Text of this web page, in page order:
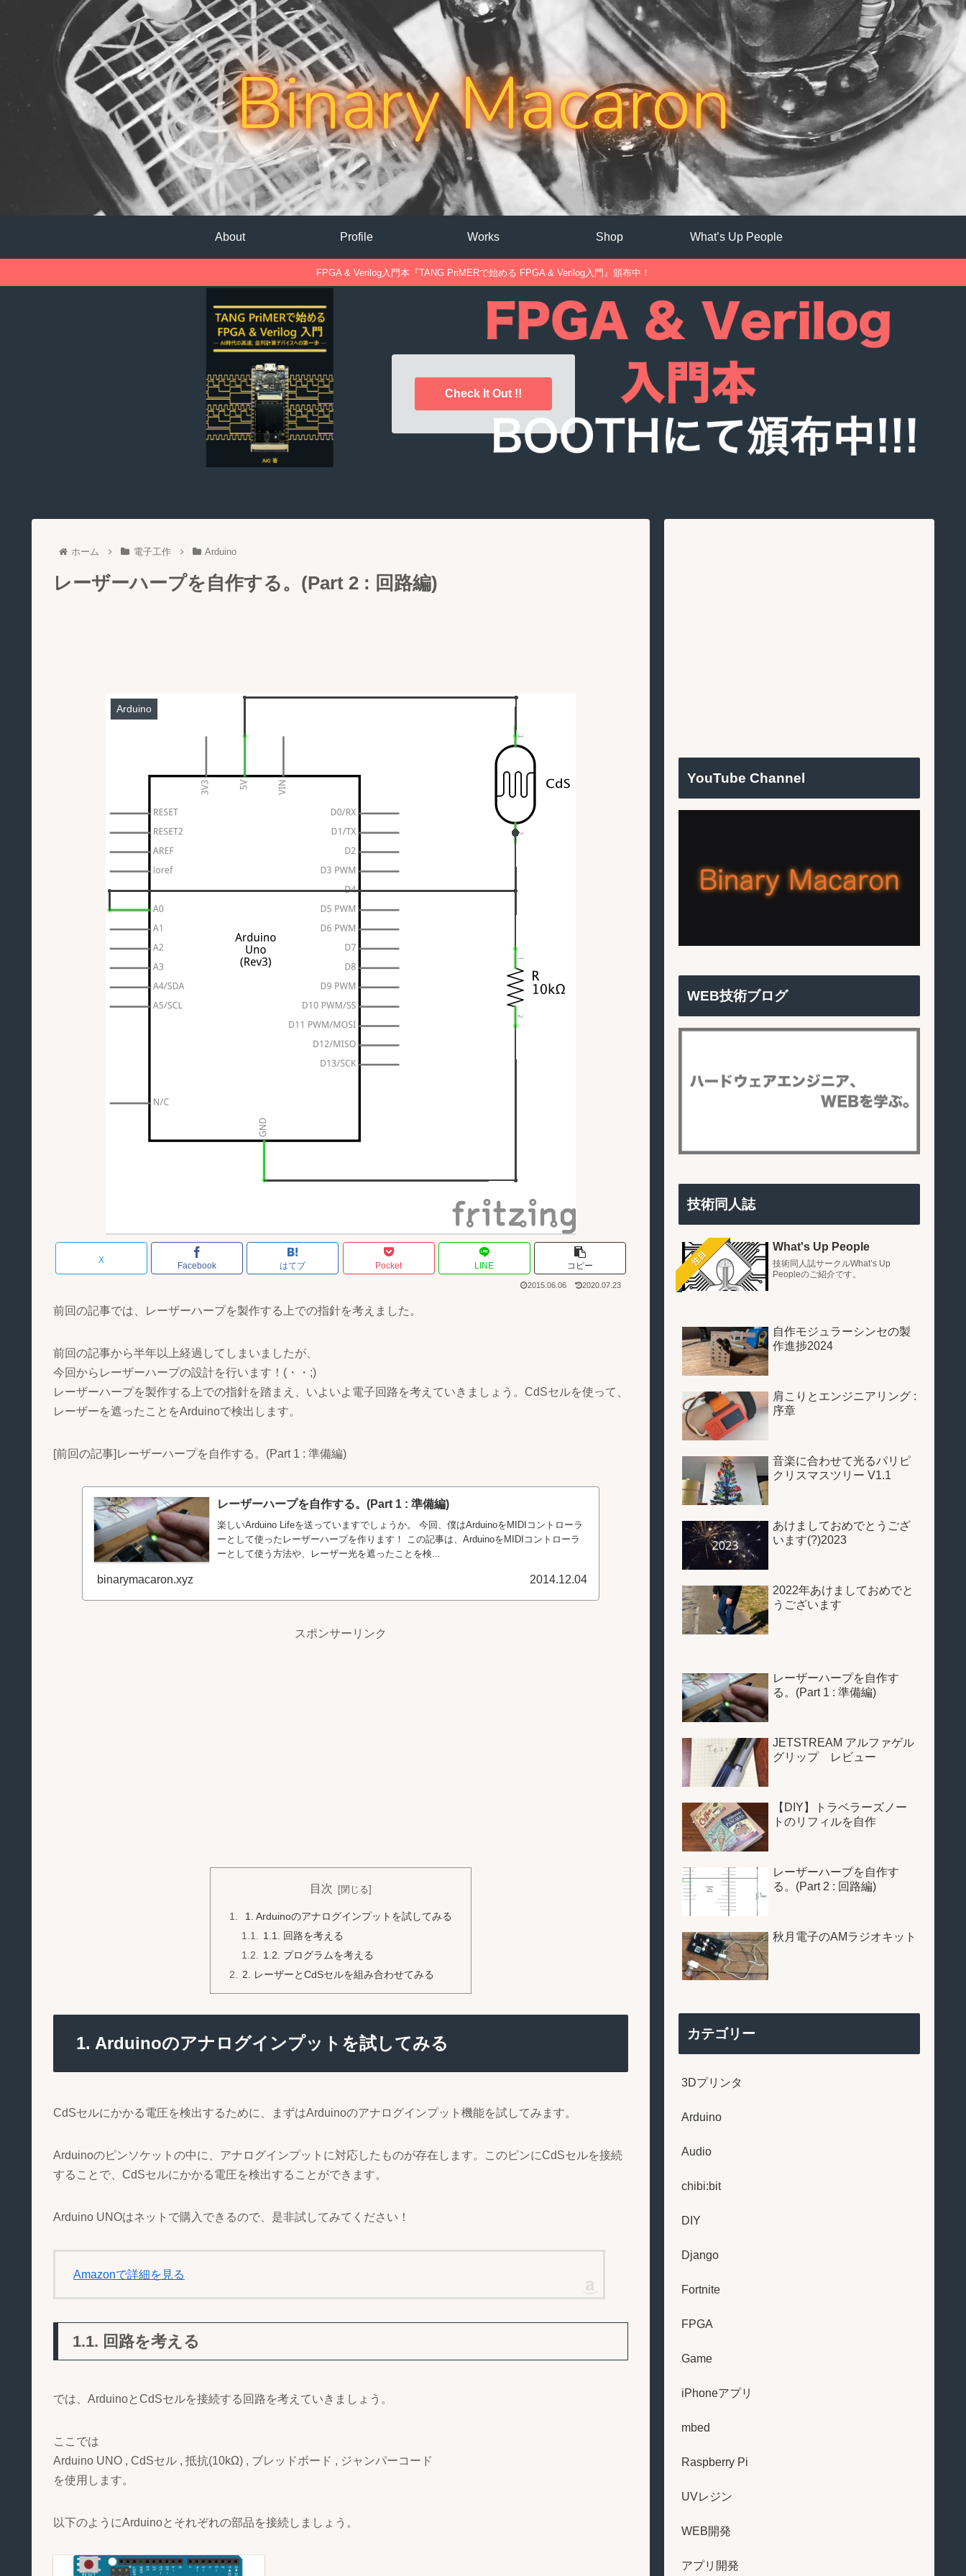
Binary Macaron
About Profile Works Shop What’s Up People
FPGA & Verilog入門本『TANG PriMERで始める FPGA & Verilog入門』頒布中！
Check It Out !!
ホーム 電子工作 Arduino
レーザーハープを自作する。(Part 2 : 回路編)
Arduino
X
Facebook はてブ Pocket LINE コピー
2015.06.06 2020.07.23
前回の記事では、レーザーハープを製作する上での指針を考えました。
前回の記事から半年以上経過してしまいましたが、
今回からレーザーハープの設計を行います！(・・;)
レーザーハープを製作する上での指針を踏まえ、いよいよ電子回路を考えていきましょう。CdSセルを使って、
レーザーを遮ったことをArduinoで検出します。
[前回の記事]レーザーハープを自作する。(Part 1 : 準備編)
レーザーハープを自作する。(Part 1 : 準備編)
楽しいArduino Lifeを送っていますでしょうか。 今回、僕はArduinoをMIDIコントローラ
ーとして使ったレーザーハープを作ります！ この記事は、ArduinoをMIDIコントローラ
ーとして使う方法や、レーザー光を遮ったことを検...
binarymacaron.xyz 2014.12.04
スポンサーリンク
目次
1. Arduinoのアナログインプットを試してみる
1.1. 回路を考える
1.2. プログラムを考える
2. レーザーとCdSセルを組み合わせてみる
1. Arduinoのアナログインプットを試してみる
CdSセルにかかる電圧を検出するために、まずはArduinoのアナログインプット機能を試してみます。
Arduinoのピンソケットの中に、アナログインプットに対応したものが存在します。このピンにCdSセルを接続
することで、CdSセルにかかる電圧を検出することができます。
Arduino UNOはネットで購入できるので、是非試してみてください！
Amazonで詳細を見る
1.1. 回路を考える
では、ArduinoとCdSセルを接続する回路を考えていきましょう。
ここでは
Arduino UNO , CdSセル , 抵抗(10kΩ) , ブレッドボード , ジャンパーコード
を使用します。
以下のようにArduinoとそれぞれの部品を接続しましょう。
YouTube Channel
WEB技術ブログ
技術同人誌
注目
What's Up People
技術同人誌サークルWhat’s Up
Peopleのご紹介です。
自作モジュラーシンセの製
作進捗2024
肩こりとエンジニアリング :
序章
音楽に合わせて光るパリピ
クリスマスツリー V1.1
あけましておめでとうござ
います(?)2023
2022年あけましておめでと
うございます
レーザーハープを自作す
る。(Part 1 : 準備編)
JETSTREAM アルファゲル
グリップ レビュー
【DIY】トラベラーズノー
トのリフィルを自作
レーザーハープを自作す
る。(Part 2 : 回路編)
秋月電子のAMラジオキット
カテゴリー
3Dプリンタ
Arduino
Audio
chibi:bit
DIY
Django
Fortnite
FPGA
Game
iPhoneアプリ
mbed
Raspberry Pi
UVレジン
WEB開発
アプリ開発